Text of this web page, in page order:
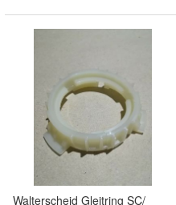
Walterscheid Gleitring SC/